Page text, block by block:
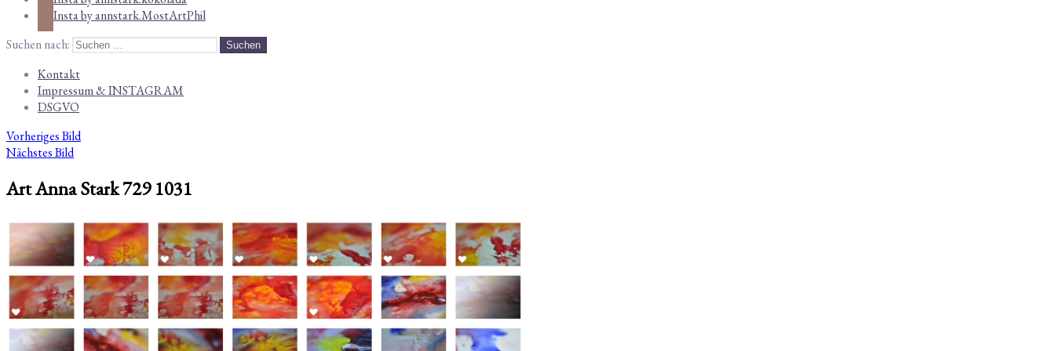
Insta by annstark.MostArtPhil
Suchen nach:
Kontakt
Impressum & INSTAGRAM
DSGVO
Vorheriges Bild
Nächstes Bild
Art Anna Stark 729 1031